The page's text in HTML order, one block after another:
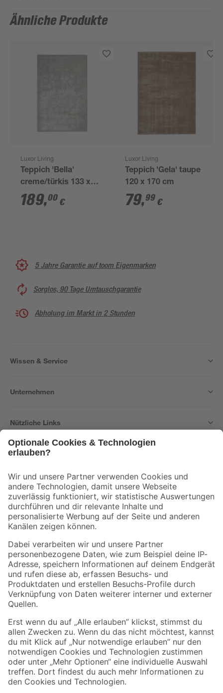
Ähnliche Produkte
Luxor Living
Teppich 'Bella'
creme/türkis 133 x
190 cm
189,00 €
Luxor Living
Teppich 'Gela' taupe
120 x 170 cm
79,99 €
5 Jahre Garantie auf toom Eigenmarken
Sorglos, 90 Tage Umtauschgarantie
Abholung im Markt in 2 Stunden
Wissen & Service
Unternehmen
Nützliche Links
Der toom Newsletter: Keine Angebote und Aktionen mehr verpassen!
Zur Newsletter Anmeldung
Folge uns
Zahlungsarten Versandarten
Sicher einkaufen
Jetzt die toom-App herunterladen